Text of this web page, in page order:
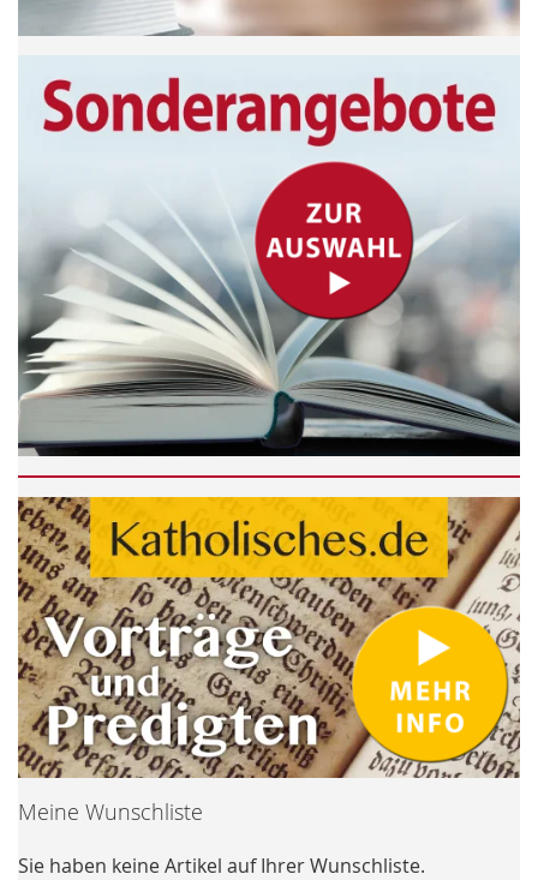
Meine Wunschliste
Sie haben keine Artikel auf Ihrer Wunschliste.